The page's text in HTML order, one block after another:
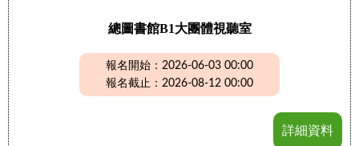
總圖書館B1大團體視聽室
報名開始：2026-06-03 00:00
報名截止：2026-08-12 00:00
詳細資料